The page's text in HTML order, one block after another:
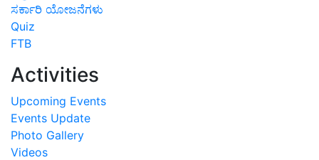
ಸರ್ಕಾರಿ ಯೋಜನೆಗಳು
Quiz
FTB
Activities
Upcoming Events
Events Update
Photo Gallery
Videos